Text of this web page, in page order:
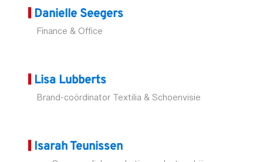
Danielle Seegers
Finance & Office
Lisa Lubberts
Brand-coördinator Textilia & Schoenvisie
Isarah Teunissen